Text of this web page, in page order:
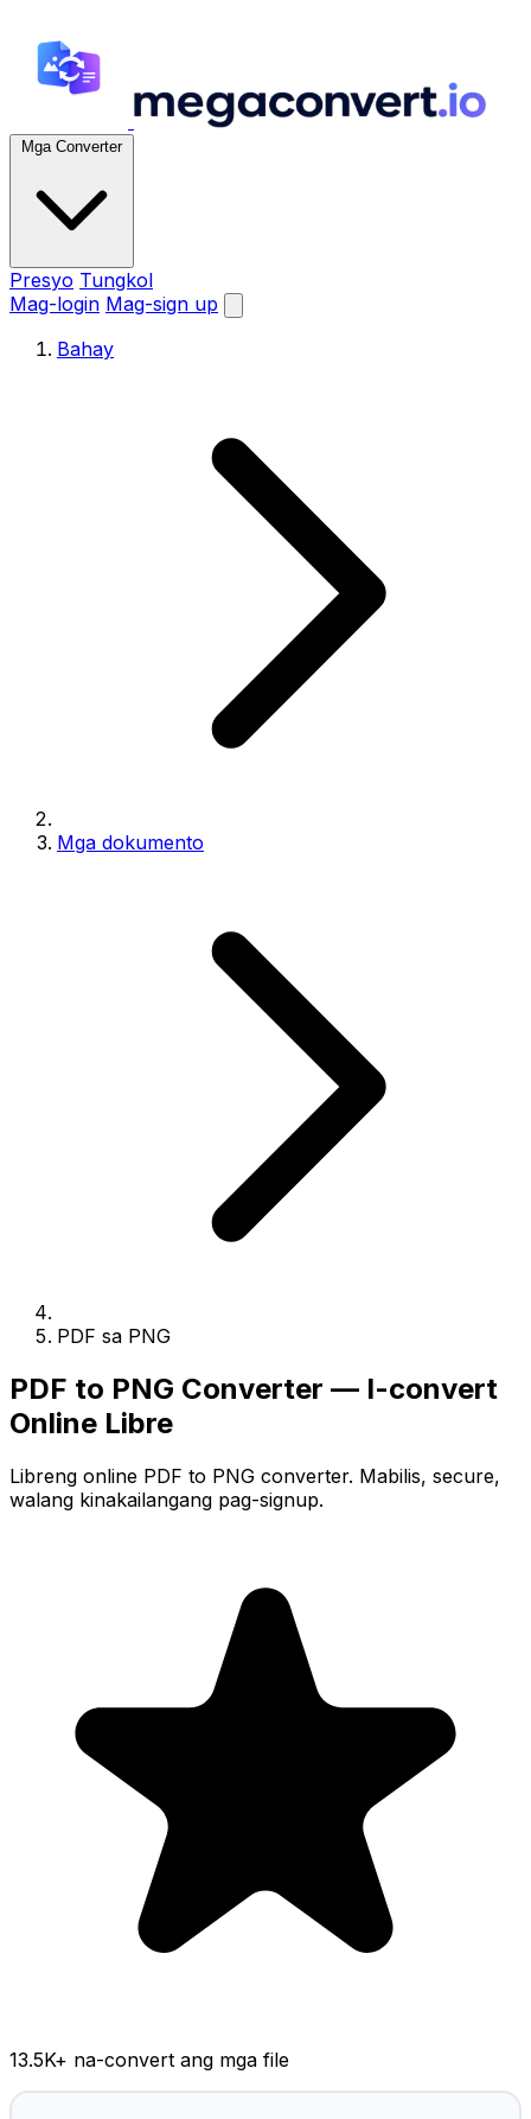
Mga Converter
Presyo Tungkol
Mag-login Mag-sign up
Bahay
Mga dokumento
PDF sa PNG
PDF to PNG Converter — I-convert
Online Libre
Libreng online PDF to PNG converter. Mabilis, secure,
walang kinakailangang pag-signup.
13.5K+ na-convert ang mga file